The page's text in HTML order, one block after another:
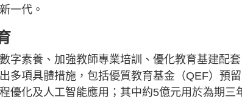
一代。
字素養、加強教師專業培訓、優化教育基建配
多項具體措施，包括優質教育基金（QEF）預
優化及人工智能應用；其中約5億元用於為期三